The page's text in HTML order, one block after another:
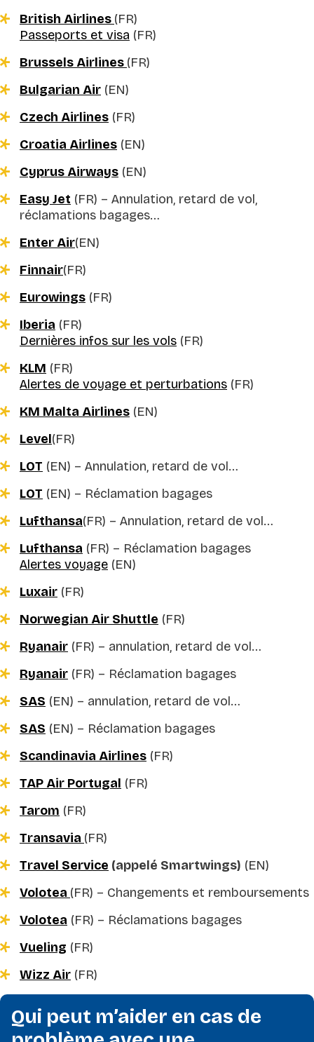
British Airlines (FR)
Passeports et visa (FR)
Brussels Airlines (FR)
Bulgarian Air (EN)
Czech Airlines (FR)
Croatia Airlines (EN)
Cyprus Airways (EN)
Easy Jet (FR) – Annulation, retard de vol,
réclamations bagages…
Enter Air(EN)
Finnair(FR)
Eurowings (FR)
Iberia (FR)
Dernières infos sur les vols (FR)
KLM (FR)
Alertes de voyage et perturbations (FR)
KM Malta Airlines (EN)
Level(FR)
LOT (EN) – Annulation, retard de vol…
LOT (EN) – Réclamation bagages
Lufthansa(FR) – Annulation, retard de vol…
Lufthansa (FR) – Réclamation bagages
Alertes voyage (EN)
Luxair (FR)
Norwegian Air Shuttle (FR)
Ryanair (FR) – annulation, retard de vol…
Ryanair (FR) – Réclamation bagages
SAS (EN) – annulation, retard de vol…
SAS (EN) – Réclamation bagages
Scandinavia Airlines (FR)
TAP Air Portugal (FR)
Tarom (FR)
Transavia (FR)
Travel Service (appelé Smartwings) (EN)
Volotea (FR) – Changements et remboursements
Volotea (FR) – Réclamations bagages
Vueling (FR)
Wizz Air (FR)
Qui peut m’aider en cas de